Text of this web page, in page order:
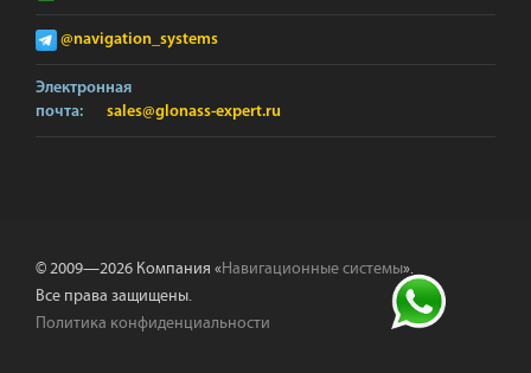
@navigation_systems
Электронная
почта:
sales@glonass-expert.ru
© 2009—2026 Компания «Навигационные системы».
Все права защищены.
Политика конфиденциальности